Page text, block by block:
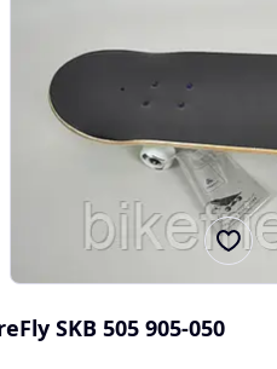
SKB 505 905-050